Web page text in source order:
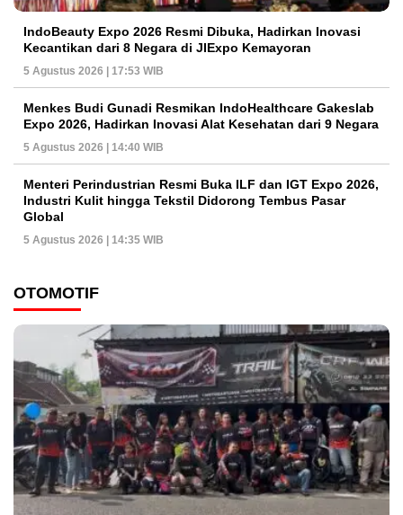
IndoBeauty Expo 2026 Resmi Dibuka, Hadirkan Inovasi
Kecantikan dari 8 Negara di JIExpo Kemayoran
5 Agustus 2026 | 17:53 WIB
Menkes Budi Gunadi Resmikan IndoHealthcare Gakeslab
Expo 2026, Hadirkan Inovasi Alat Kesehatan dari 9 Negara
5 Agustus 2026 | 14:40 WIB
Menteri Perindustrian Resmi Buka ILF dan IGT Expo 2026,
Industri Kulit hingga Tekstil Didorong Tembus Pasar
Global
5 Agustus 2026 | 14:35 WIB
OTOMOTIF